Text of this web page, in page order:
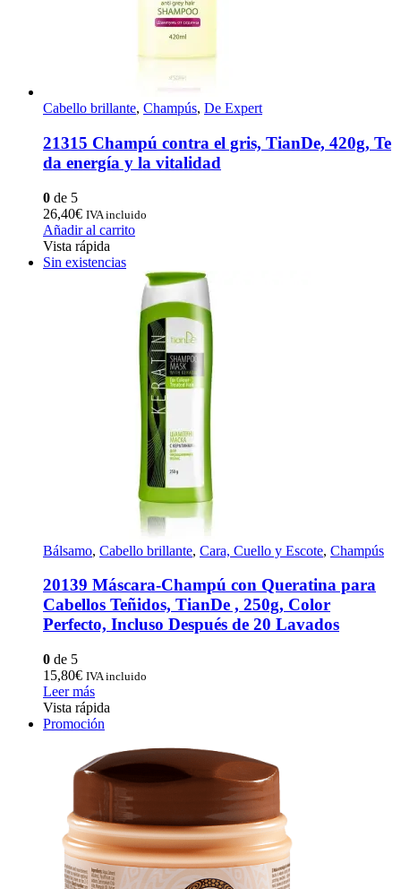
Cabello brillante, Champús, De Expert
21315 Champú contra el gris, TianDe, 420g, Te
da energía y la vitalidad
0 de 5
26,40€ IVA incluido
Añadir al carrito
Vista rápida
Sin existencias
Bálsamo, Cabello brillante, Cara, Cuello y Escote, Champús
20139 Máscara-Champú con Queratina para
Cabellos Teñidos, TianDe , 250g, Color
Perfecto, Incluso Después de 20 Lavados
0 de 5
15,80€ IVA incluido
Leer más
Vista rápida
Promoción